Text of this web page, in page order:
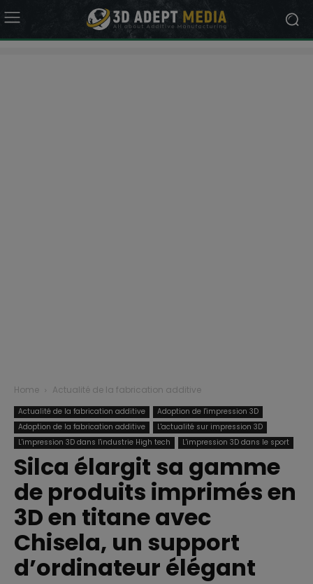
Home Actualité de la fabrication additive
Actualité de la fabrication additive
Adoption de l'impression 3D
Adoption de la fabrication additive
L'actualité sur impression 3D
L'impression 3D dans l'industrie High tech
L'impression 3D dans le sport
Silca élargit sa gamme
de produits imprimés en
3D en titane avec
Chisela, un support
d’ordinateur élégant